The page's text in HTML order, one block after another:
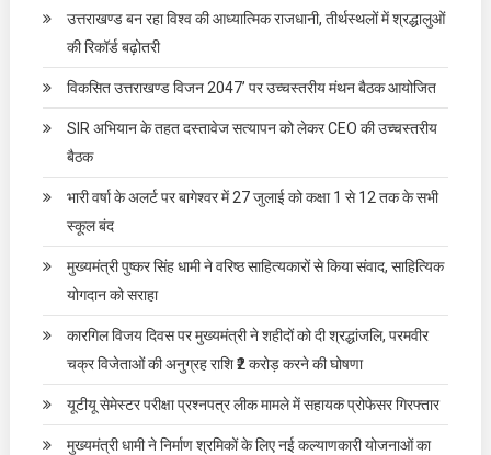
उत्तराखण्ड बन रहा विश्व की आध्यात्मिक राजधानी, तीर्थस्थलों में श्रद्धालुओं
की रिकॉर्ड बढ़ोतरी
विकसित उत्तराखण्ड विजन 2047’ पर उच्चस्तरीय मंथन बैठक आयोजित
SIR अभियान के तहत दस्तावेज सत्यापन को लेकर CEO की उच्चस्तरीय
बैठक
भारी वर्षा के अलर्ट पर बागेश्वर में 27 जुलाई को कक्षा 1 से 12 तक के सभी
स्कूल बंद
मुख्यमंत्री पुष्कर सिंह धामी ने वरिष्ठ साहित्यकारों से किया संवाद, साहित्यिक
योगदान को सराहा
कारगिल विजय दिवस पर मुख्यमंत्री ने शहीदों को दी श्रद्धांजलि, परमवीर
चक्र विजेताओं की अनुग्रह राशि ₹2 करोड़ करने की घोषणा
यूटीयू सेमेस्टर परीक्षा प्रश्नपत्र लीक मामले में सहायक प्रोफेसर गिरफ्तार
मुख्यमंत्री धामी ने निर्माण श्रमिकों के लिए नई कल्याणकारी योजनाओं का